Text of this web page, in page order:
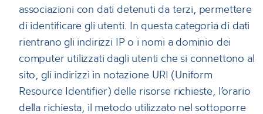
associazioni con dati detenuti da terzi, permettere
di identificare gli utenti. In questa categoria di dati
rientrano gli indirizzi IP o i nomi a dominio dei
computer utilizzati dagli utenti che si connettono al
sito, gli indirizzi in notazione URI (Uniform
Resource Identifier) delle risorse richieste, l’orario
della richiesta, il metodo utilizzato nel sottoporre